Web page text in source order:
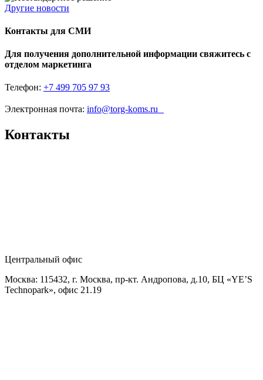
Другие новости
Контакты для СМИ
Для получения дополнительной информации свяжитесь с
отделом маркетинга
Телефон: +7 499 705 97 93
Электронная почта: info@torg-koms.ru
Контакты
Центральный офис
Москва: 115432, г. Москва, пр-кт. Андропова, д.10, БЦ «YE’S
Technopark», офис 21.19